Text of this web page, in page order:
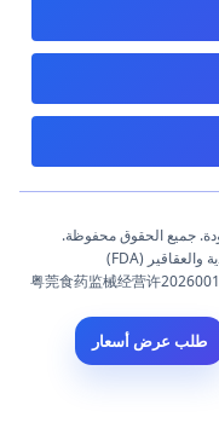
شهادة ISO 13485 · رقم تسجيل مؤسسة إدارة الأغذية والعقاقير (FDA)
3033919280 · رقم ترخيص تشغيل الأجهزة الطبية 粤莞食药监械经营许2026001
طلب عرض أسعار